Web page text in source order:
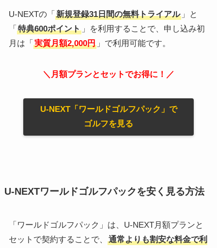
U-NEXTの「 新規登録31日間の無料トライアル」と
「 特典600ポイント」を利用することで、申し込み初
月は「 実質月額2,000円」で利用可能です。
＼月額プランとセットでお得に！／
U-NEXT「ワールドゴルフパック」で
ゴルフを見る
U-NEXTワールドゴルフパックを安く見る方法
「ワールドゴルフパック」は、U-NEXT月額プランと
セットで契約することで、
通常よりも割安な料金で利